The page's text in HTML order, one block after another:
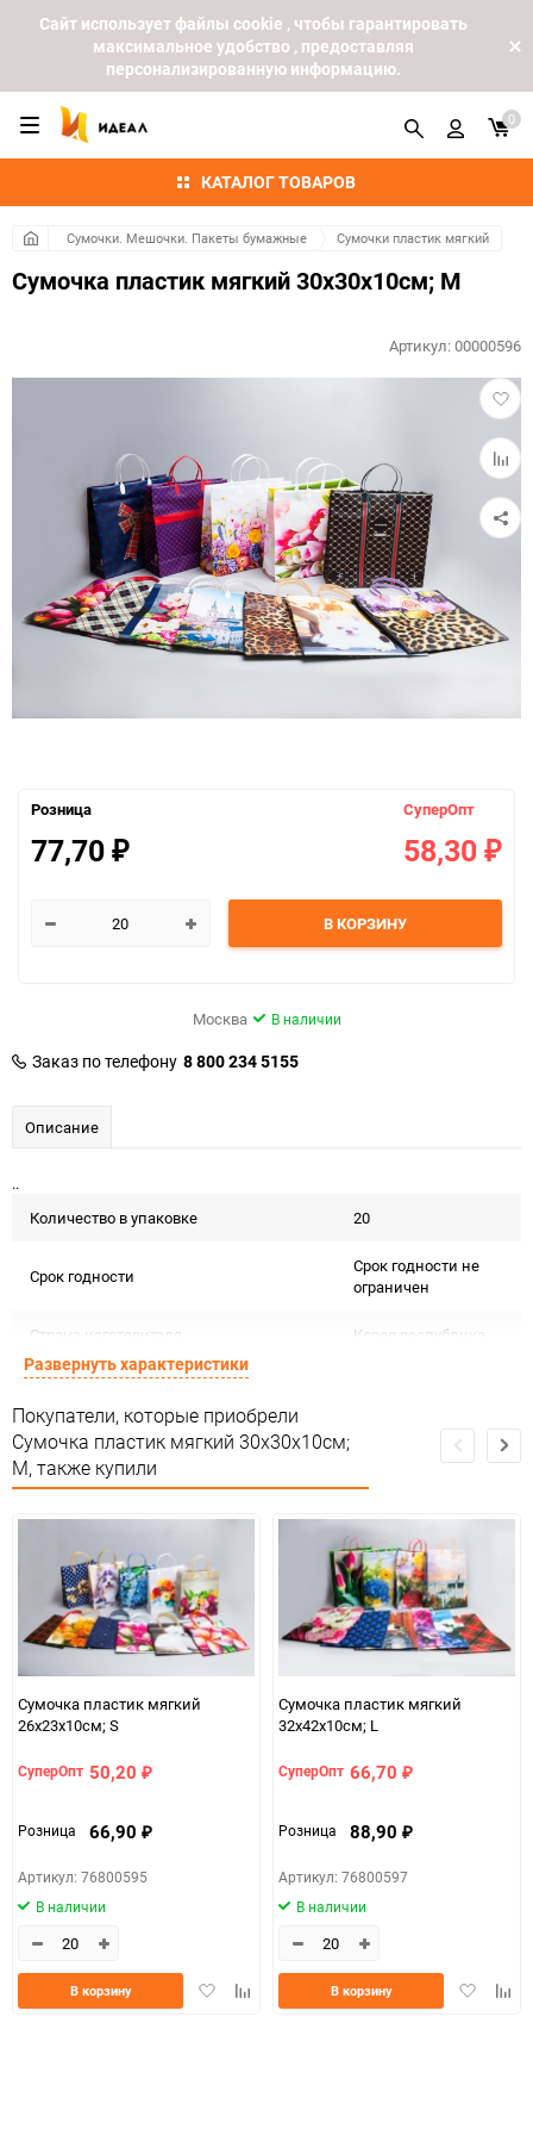
Cайт использует файлы cookie , чтобы гарантировать
максимальное удобство , предоставляя
персонализированную информацию.
КАТАЛОГ ТОВАРОВ
0
Сумочки. Мешочки. Пакеты бумажные Сумочки пластик мягкий
Сумочка пластик мягкий 30х30х10см; M
в
к
Артикул:00000596
Розница
77,70 ₽
СуперОпт
58,30 ₽
В КОРЗИНУ
Москва В наличии
Заказ по телефону 8 800 234 5155
Описание
..
Количество в упаковке
20
Срок годности
Срок годности не
ограничен
Страна изготовителя Корея республика
Сертификация
соответствии ЕАС
Особые условия
Особых условий не
требует
Минимальное количество 20
Количество в коробке 200
Единица измерения шт
Размер
8cc3-b03af2b6059f
07c4e68a_b330_11f0_8cc3_b03af2b6059f
81916d6d-b335-11f0-
8cc3-b03af2b6059f
Развернуть характеристики
Покупатели, которые приобрели
Сумочка пластик мягкий 30х30х10см;
M, также купили
Сумочка пластик мягкий
26х23х10см; S
СуперОпт 50,20 ₽
Розница 66,90 ₽
Артикул: 76800595
В наличии
ДобавитьДобавить
В корзину
Сумочка пластик мягкий
32х42х10см; L
СуперОпт 66,70 ₽
Розница 88,90 ₽
Артикул: 76800597
В наличии
Добавить
В корзину